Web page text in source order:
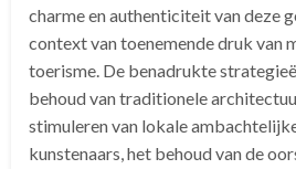
charme en authenticiteit van deze
context van toenemende druk van
toerisme. De benadrukte
behoud van traditionele
stimuleren van lokale
kunstenaars, het behoud van de